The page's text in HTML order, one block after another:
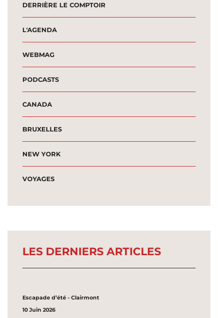
DERRIÈRE LE COMPTOIR
L'AGENDA
WEBMAG
PODCASTS
CANADA
BRUXELLES
NEW YORK
VOYAGES
LES DERNIERS ARTICLES
Escapade d’été - Clairmont
10 Juin 2026